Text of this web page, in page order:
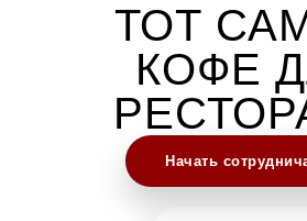
ТОТ
КОФЕ
Начать